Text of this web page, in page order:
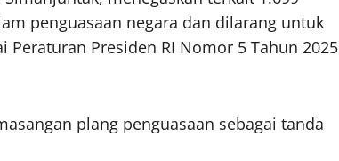
penguasaan negara dan dilarang untuk
Presiden RI Nomor 5 Tahun 2025
plang penguasaan sebagai tanda